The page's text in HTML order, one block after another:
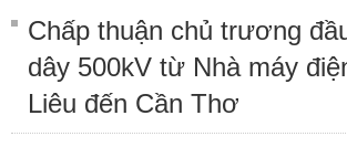
Chấp thuận chủ trương
dây 500kV từ Nhà máy
Liêu đến Cần Thơ